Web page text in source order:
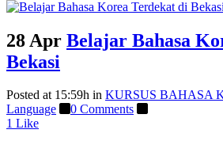
28 Apr Belajar Bahasa
Bekasi
Posted at 15:59h in KURSUS BAHASA
Language
0 Comments
1 Like